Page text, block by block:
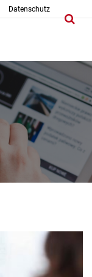
Datenschutz